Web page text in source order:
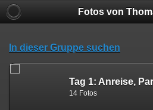
Fotos von
In dieser Gruppe suchen
Tag 1: Anreise,
14 Fotos